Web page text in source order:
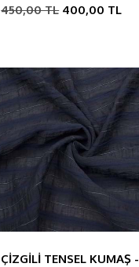
450,00 TL 400,00 TL
ÇİZGİLİ TENSEL KUMAŞ -